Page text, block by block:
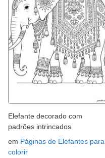
Elefante decorado com
padrões intrincados
em Páginas de Elefantes para
colorir